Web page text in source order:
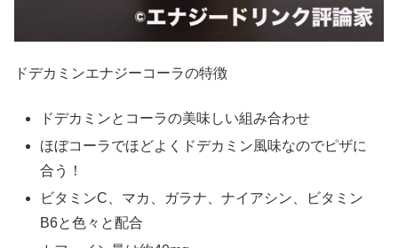
ドデカミンエナジーコーラの特徴
ドデカミンとコーラの美味しい組み合わせ
ほぼコーラでほどよくドデカミン風味なのでピザに
合う！
ビタミンC、マカ、ガラナ、ナイアシン、ビタミン
B6と色々と配合